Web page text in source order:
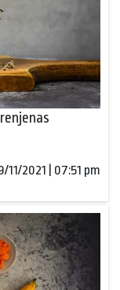
11/2021 | 07:51 pm